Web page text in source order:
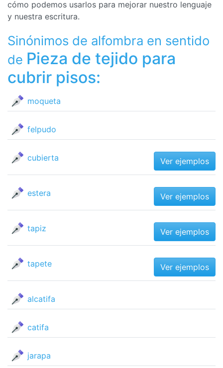
cómo podemos usarlos para mejorar nuestro lenguaje
y nuestra escritura.
Sinónimos de alfombra en sentido
de Pieza de tejido para
cubrir pisos:
moqueta
felpudo
cubierta Ver ejemplos
estera Ver ejemplos
tapiz Ver ejemplos
tapete Ver ejemplos
alcatifa
catifa
jarapa